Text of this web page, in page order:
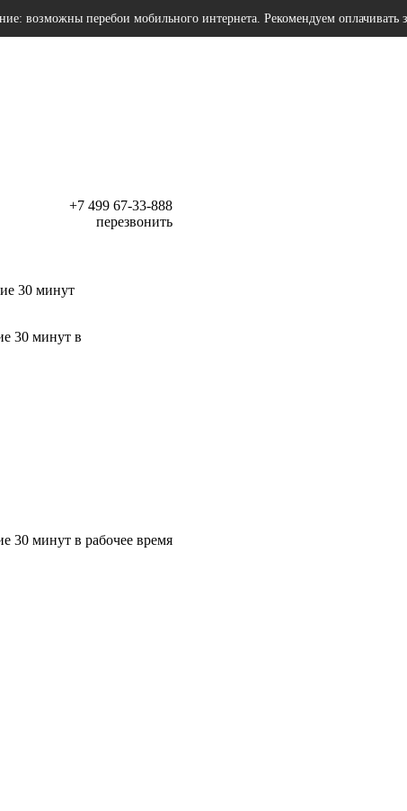
возможны перебои мобильного интернета. Рекомендуем оплачивать
+7 499 67-33-888
перезвонить
30 минут
30 минут в
30 минут в рабочее время